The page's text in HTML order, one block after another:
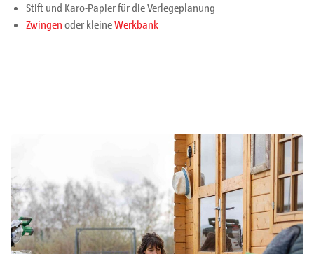
Stift und Karo-Papier für die Verlegeplanung
Zwingen oder kleineWerkbank